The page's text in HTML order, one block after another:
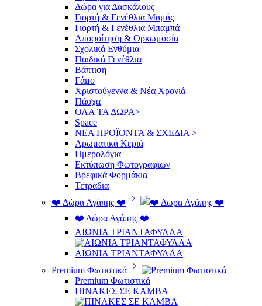
Δώρα για Δασκάλους
Γιορτή & Γενέθλια Μαμάς
Γιορτή & Γενέθλια Μπαμπά
Αποφοίτηση & Ορκωμοσία
Σχολικά Ενθύμια
Παιδικά Γενέθλια
Βάπτιση
Γάμο
Χριστούγεννα & Νέα Χρονιά
Πάσχα
ΟΛΑ ΤΑ ΔΩΡΑ>
Space
ΝΕΑ ΠΡΟΪΟΝΤΑ & ΣΧΕΔΙΑ >
Αρωματικά Κεριά
Ημερολόγια
Εκτύπωση Φωτογραφιών
Βρεφικά Φορμάκια
Τετράδια
❤️ Δώρα Αγάπης ❤️
❤️ Δώρα Αγάπης ❤️
ΑΙΩΝΙΑ ΤΡΙΑΝΤΑΦΥΛΛΑ
ΑΙΩΝΙΑ ΤΡΙΑΝΤΑΦΥΛΛΑ
Premium Φωτιστικά
Premium Φωτιστικά
ΠΙΝΑΚΕΣ ΣΕ ΚΑΜΒΑ